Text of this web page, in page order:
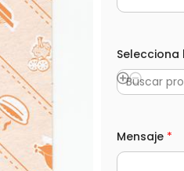
t
n
i
c
o
L
O
P
Buscar
Mensaje *